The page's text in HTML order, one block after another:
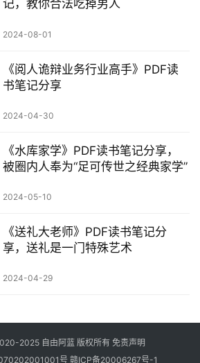
记，教你合法吃掉男人
2024-08-01
《阅人诡辩业务行业高手》PDF读
书笔记分享
2024-04-30
《‮库水‬家学》PDF读书笔记分享，
被圈内人奉为“足可传世之经典家学”
2024-05-10
《送礼大老师》PDF读书笔记分
享，送礼是一门特殊艺术
2024-04-29
2025 自由阿蓝 版权所有 免责声明
号 赣ICP备20006267号-1